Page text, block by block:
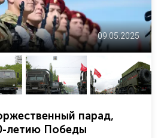
09.05.2025
парад,
летию Победы